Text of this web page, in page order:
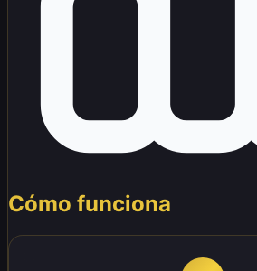
Cómo funciona